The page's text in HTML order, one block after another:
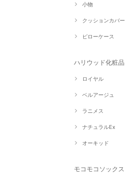
小物
クッションカバー
ピローケース
ハリウッド化粧品
ロイヤル
ベルアージュ
ラニメス
ナチュラルEx
オーキッド
モコモコソックス